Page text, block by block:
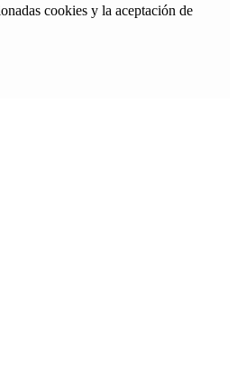
cookies y la aceptación de